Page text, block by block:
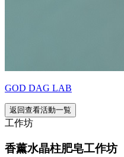
GOD DAG LAB
返回查看活動一覧
工作坊
香薰水晶柱肥皂工作坊